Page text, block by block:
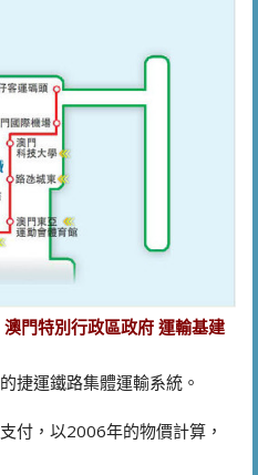
門特別行政區政府 運輸基建
捷運鐵路集體運輸系統。
付，以2006年的物價計算，